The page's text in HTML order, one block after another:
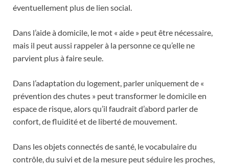
éventuellement plus de lien social.
Dans l’aide à domicile, le mot « aide » peut être nécessaire,
mais il peut aussi rappeler à la personne ce qu’elle ne
parvient plus à faire seule.
Dans l’adaptation du logement, parler uniquement de «
prévention des chutes » peut transformer le domicile en
espace de risque, alors qu’il faudrait d’abord parler de
confort, de fluidité et de liberté de mouvement.
Dans les objets connectés de santé, le vocabulaire du
contrôle, du suivi et de la mesure peut séduire les proches,